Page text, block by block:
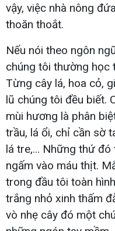
vậy, việc nhà nông
thoăn thoắt.
Nếu nói theo ngôn
chúng tôi thường học
Từng cây lá, hoa cỏ,
lũ chúng tôi đều biết.
mùi hương là phân
trầu, lá ổi, chỉ cần sờ
lá tre,… Những thứ đó
ngấm vào máu thịt.
trong đầu tôi toàn
trắng nhỏ xinh thấm
vò nhẹ cây đó một